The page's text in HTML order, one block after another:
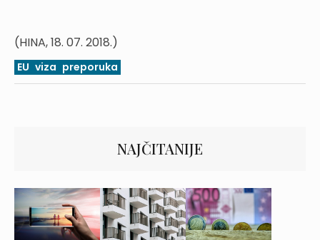
(HINA, 18. 07. 2018.)
EU viza preporuka
NAJČITANIJE